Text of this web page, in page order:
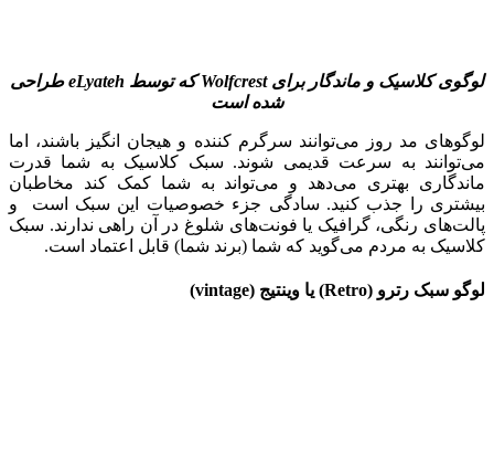
لوگوی کلاسیک و ماندگار برای Wolfcrest که توسط
طراحی
شده است
لوگوهای مد روز می‌توانند سرگرم کننده و هیجان انگیز باشند، اما
می‌توانند به سرعت قدیمی شوند. سبک کلاسیک به شما قدرت
ماندگاری بهتری می‌دهد و می‌تواند به شما کمک کند مخاطبان
بیشتری را جذب کنید. سادگی جزء خصوصیات این سبک است و
پالت‌های رنگی، گرافیک یا فونت‌های شلوغ در آن راهی ندارند. سبک
کلاسیک به مردم می‌گوید که شما (برند شما) قابل اعتماد است.
لوگو سبک رترو (Retro) یا وینتیج (vintage
)